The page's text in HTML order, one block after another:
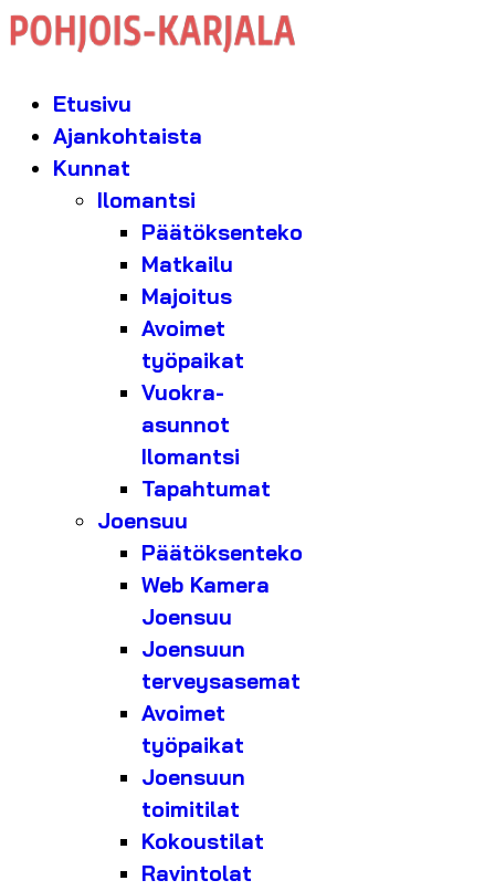
Etusivu
Ajankohtaista
Kunnat
Ilomantsi
Päätöksenteko
Matkailu
Majoitus
Avoimet
työpaikat
Vuokra-
asunnot
Ilomantsi
Tapahtumat
Joensuu
Päätöksenteko
Web Kamera
Joensuu
Joensuun
terveysasemat
Avoimet
työpaikat
Joensuun
toimitilat
Kokoustilat
Ravintolat